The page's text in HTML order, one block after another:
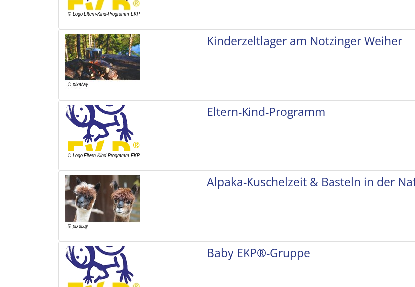
Kinderzeltlager am Notzinger Weiher
Eltern-Kind-Programm
Alpaka-Kuschelzeit & Basteln in der
Baby EKP®-Gruppe